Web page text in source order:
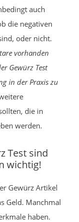
auch
die negativen
oder nicht.
vorhanden
Gewürz Test
in der Praxis zu
die in
werden.
Test sind
wichtig!
Gewürz Artikel
Geld. Manchmal
haben.